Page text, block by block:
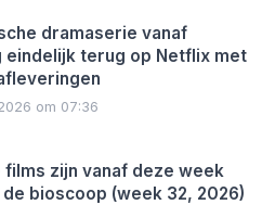
dramaserie vanaf
eindelijk terug op Netflix met
om 07:36
films zijn vanaf deze week
de bioscoop (week 32, 2026)